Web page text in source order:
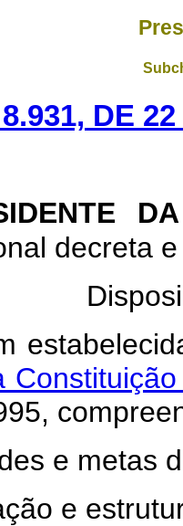
DE
decreta
e metas
e